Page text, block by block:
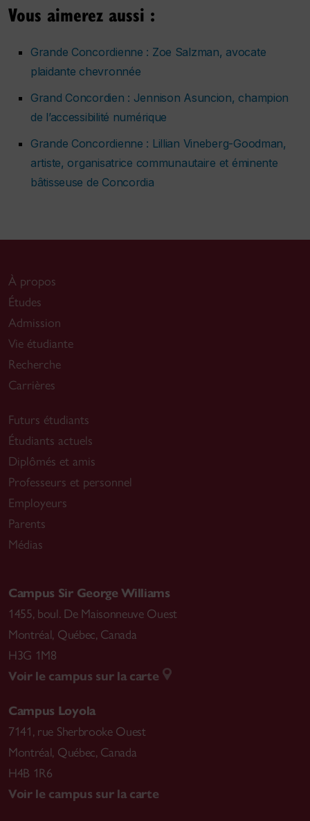
Vous aimerez aussi :
Grande Concordienne : Zoe Salzman, avocate
plaidante chevronnée
Grand Concordien : Jennison Asuncion, champion
de l’accessibilité numérique
Grande Concordienne : Lillian Vineberg-Goodman,
artiste, organisatrice communautaire et éminente
bâtisseuse de Concordia
À propos
Études
Admission
Vie étudiante
Recherche
Carrières
Futurs étudiants
Étudiants actuels
Diplômés et amis
Professeurs et personnel
Employeurs
Parents
Médias
Campus Sir George Williams
1455, boul. De Maisonneuve Ouest
Montréal, Québec, Canada
H3G 1M8
Voir le campus sur la carte
Campus Loyola
7141, rue Sherbrooke Ouest
Montréal, Québec, Canada
H4B 1R6
Voir le campus sur la carte